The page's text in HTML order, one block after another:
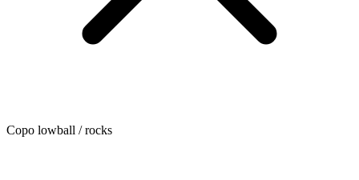
Copo lowball / rocks